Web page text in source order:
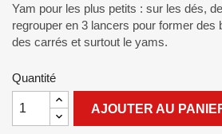
Yam pour les plus petits : sur les dés,
regrouper en 3 lancers pour former des
des carrés et surtout le yams.
Quantité
AJOUTER AU